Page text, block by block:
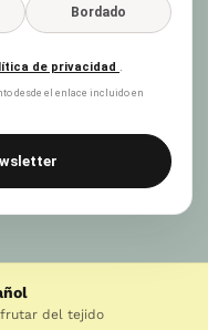
Bordado
de privacidad .
desde el enlace incluido en
del tejido